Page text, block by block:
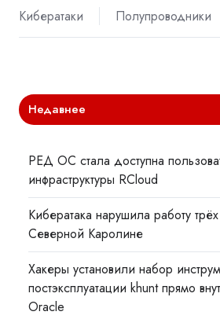
Кибератаки
Полупроводники
Недавнее
РЕД ОС стала доступна
инфраструктуры RCloud
Кибератака нарушила работу
Северной Каролине
Хакеры установили набор
постэксплуатации khunt прямо
Oracle